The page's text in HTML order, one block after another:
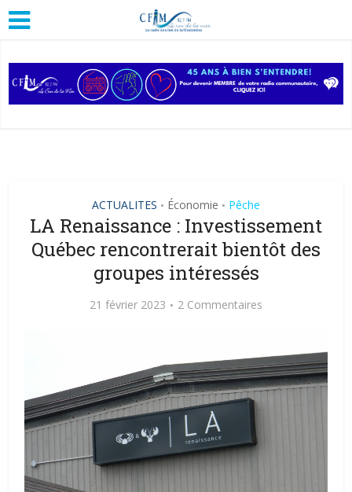
ACTUALITES • Économie • Pêche
LA Renaissance : Investissement
Québec rencontrerait bientôt des
groupes intéressés
21 février 2023 2 Commentaires